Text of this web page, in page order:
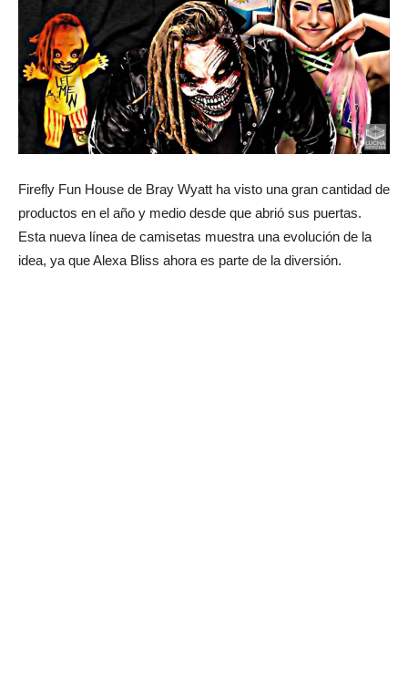
Firefly Fun House de Bray Wyatt ha visto una gran cantidad de
productos en el año y medio desde que abrió sus puertas.
Esta nueva línea de camisetas muestra una evolución de la
idea, ya que Alexa Bliss ahora es parte de la diversión.